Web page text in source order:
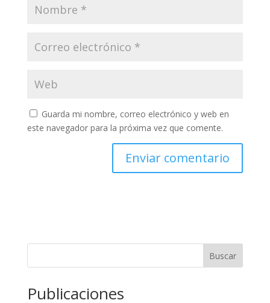
Guarda mi nombre, correo electrónico y web en
este navegador para la próxima vez que comente.
Buscar
Publicaciones